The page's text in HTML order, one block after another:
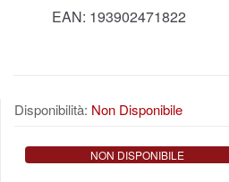
EAN: 193902471822
Disponibilità: Non Disponibile
NON DISPONIBILE